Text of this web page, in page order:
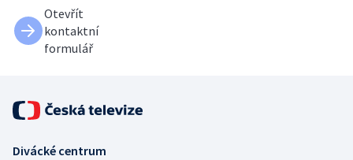
Otevřít
kontaktní
formulář
Divácké centrum